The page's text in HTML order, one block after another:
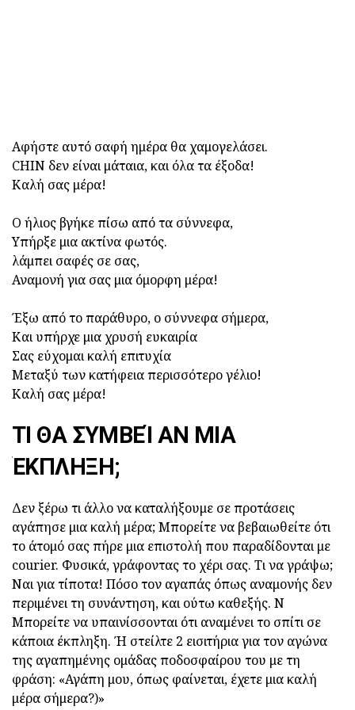
Αφήστε αυτό σαφή ημέρα θα χαμογελάσει.
CHIN δεν είναι μάταια, και όλα τα έξοδα!
Καλή σας μέρα!
Ο ήλιος βγήκε πίσω από τα σύννεφα,
Υπήρξε μια ακτίνα φωτός.
λάμπει σαφές σε σας,
Αναμονή για σας μια όμορφη μέρα!
Έξω από το παράθυρο, ο σύννεφα σήμερα,
Και υπήρχε μια χρυσή ευκαιρία
Σας εύχομαι καλή επιτυχία
Μεταξύ των κατήφεια περισσότερο γέλιο!
Καλή σας μέρα!
ΤΙ ΘΑ ΣΥΜΒΕΊ ΑΝ ΜΙΑ
ΈΚΠΛΗΞΗ;
Δεν ξέρω τι άλλο να καταλήξουμε σε προτάσεις
αγάπησε μια καλή μέρα; Μπορείτε να βεβαιωθείτε ότι
το άτομό σας πήρε μια επιστολή που παραδίδονται με
courier. Φυσικά, γράφοντας το χέρι σας. Τι να γράψω;
Ναι για τίποτα! Πόσο τον αγαπάς όπως αναμονής δεν
περιμένει τη συνάντηση, και ούτω καθεξής. Ν
Μπορείτε να υπαινίσσονται ότι αναμένει το σπίτι σε
κάποια έκπληξη. Ή στείλτε 2 εισιτήρια για τον αγώνα
της αγαπημένης ομάδας ποδοσφαίρου του με τη
φράση: «Αγάπη μου, όπως φαίνεται, έχετε μια καλή
μέρα σήμερα?)»